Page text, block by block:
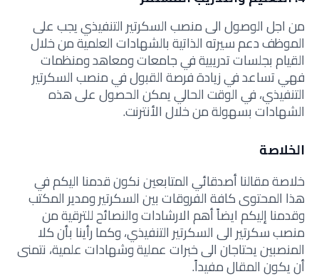
من اجل الوصول الى منصب السكرتير التنفيذي يجب على
الموظف دعم سيرته الذاتية بالشهادات العلمية من خلال
القيام بجلسات تدريبية في جامعات ومعاهد ومنظمات
فهي تساعد في زيادة فرصة القبول في منصب السكرتير
التنفيذي، في الوقت الحالي يمكن الحصول على هذه
الشهادات بسهولة من خلال الأنترنت.
الخلاصة
خلاصة مقالنا أصدقائي المتابعين نكون قدمنا اليكم في
هذا المحتوى كافة الفروقات بين السكرتير ومدير المكتب
وقدمنا إليكم ايضاً أهم الارشادات والنصائح للترقية من
منصب سكرتير الى السكرتير التنفيذي، وكما رأينا بأن كلا
المنصبين يحتاجان الى خبرات عملية وشهادات علمية، نتمنى
أن يكون المقال مفيداً.